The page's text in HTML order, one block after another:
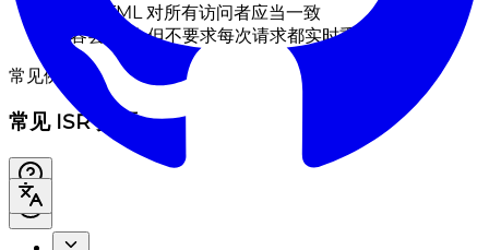
首屏 HTML 对所有访问者应当一致
内容会更新, 但不要求每次请求都实时重新计算
常见例子:
常见 ISR 页面